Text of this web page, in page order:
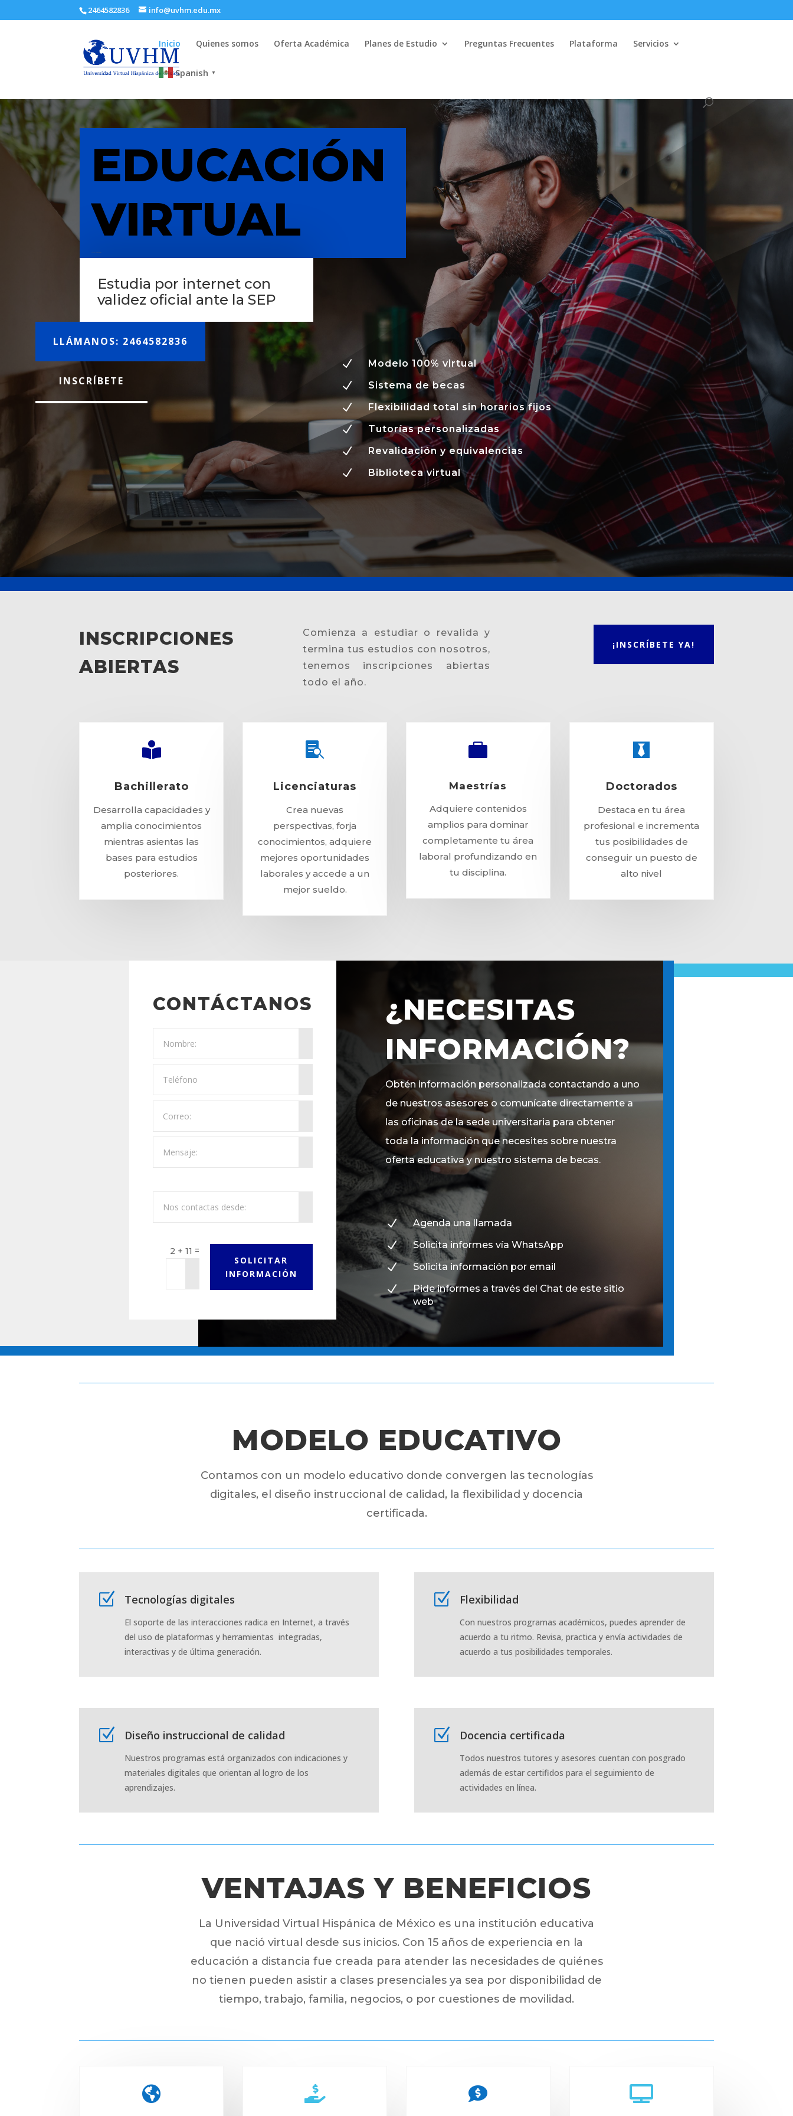
2464582836 info@uvhm.edu.mx
Inicio Quienes somos Oferta Académica Planes de Estudio Preguntas Frecuentes Plataforma Servicios
Spanish ▼
EDUCACIÓN
VIRTUAL
Estudia por internet con
validez oficial ante la SEP
LLÁMANOS: 2464582836
INSCRÍBETE
N Modelo 100% virtual
N Sistema de becas
N Flexibilidad total sin horarios fijos
N Tutorías personalizadas
N Revalidación y equivalencias
N Biblioteca virtual
INSCRIPCIONES
ABIERTAS
Comienza a estudiar o revalida y
termina tus estudios con nosotros,
tenemos inscripciones abiertas
todo el año.
¡INSCRÍBETE YA!

Bachillerato
Desarrolla capacidades y
amplia conocimientos
mientras asientas las
bases para estudios
posteriores.

Licenciaturas
Crea nuevas
perspectivas, forja
conocimientos, adquiere
mejores oportunidades
laborales y accede a un
mejor sueldo.

Maestrías
Adquiere contenidos
amplios para dominar
completamente tu área
laboral profundizando en
tu disciplina.

Doctorados
Destaca en tu área
profesional e incrementa
tus posibilidades de
conseguir un puesto de
alto nivel
CONTÁCTANOS
2 + 11 =
SOLICITAR
INFORMACIÓN
¿NECESITAS
INFORMACIÓN?
Obtén información personalizada contactando a uno
de nuestros asesores o comunícate directamente a
las oficinas de la sede universitaria para obtener
toda la información que necesites sobre nuestra
oferta educativa y nuestro sistema de becas.
N Agenda una llamada
N Solicita informes vía WhatsApp
N Solicita información por email
N
Pide informes a través del Chat de este sitio
web
MODELO EDUCATIVO
Contamos con un modelo educativo donde convergen las tecnologías
digitales, el diseño instruccional de calidad, la flexibilidad y docencia
certificada.
Z Tecnologías digitales
El soporte de las interacciones radica en Internet, a través
del uso de plataformas y herramientas integradas,
interactivas y de última generación.
Z Flexibilidad
Con nuestros programas académicos, puedes aprender de
acuerdo a tu ritmo. Revisa, practica y envía actividades de
acuerdo a tus posibilidades temporales.
Z Diseño instruccional de calidad
Nuestros programas está organizados con indicaciones y
materiales digitales que orientan al logro de los
aprendizajes.
Z Docencia certificada
Todos nuestros tutores y asesores cuentan con posgrado
además de estar certifidos para el seguimiento de
actividades en línea.
VENTAJAS Y BENEFICIOS
La Universidad Virtual Hispánica de México es una institución educativa
que nació virtual desde sus inicios. Con 15 años de experiencia en la
educación a distancia fue creada para atender las necesidades de quiénes
no tienen pueden asistir a clases presenciales ya sea por disponibilidad de
tiempo, trabajo, familia, negocios, o por cuestiones de movilidad.
   